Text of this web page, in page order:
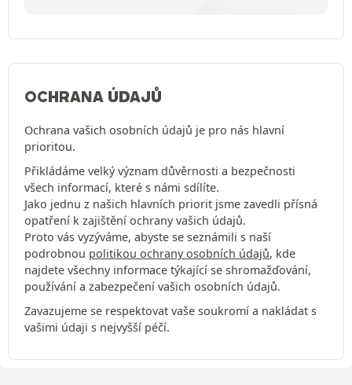
OCHRANA ÚDAJŮ
Ochrana vašich osobních údajů je pro nás hlavní
prioritou.
Přikládáme velký význam důvěrnosti a bezpečnosti
všech informací, které s námi sdílíte.
Jako jednu z našich hlavních priorit jsme zavedli přísná
opatření k zajištění ochrany vašich údajů.
Proto vás vyzýváme, abyste se seznámili s naší
podrobnou politikou ochrany osobních údajů, kde
najdete všechny informace týkající se shromažďování,
používání a zabezpečení vašich osobních údajů.
Zavazujeme se respektovat vaše soukromí a nakládat s
vašimi údaji s nejvyšší péčí.